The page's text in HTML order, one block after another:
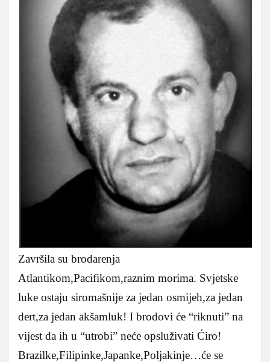
Završila su brodarenja
Atlantikom,Pacifikom,raznim morima. Svjetske
luke ostaju siromašnije za jedan osmijeh,za jedan
dert,za jedan akšamluk! I brodovi će “riknuti” na
vijest da ih u “utrobi” neće opsluživati Ćiro!
Brazilke,Filipinke,Japanke,Poljakinje…će se